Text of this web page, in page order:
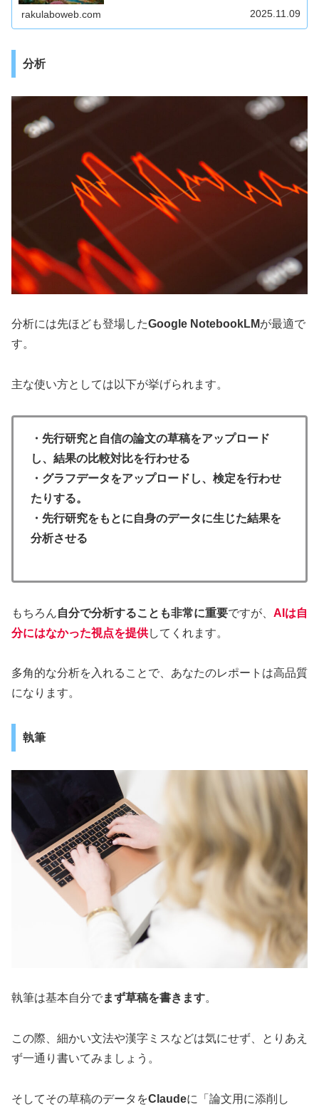
ます。ですが実は、検索エンジンとして非常に優秀なAIが
存在するということをご存じですか？それが、
rakulaboweb.com 2025.11.09
分析
分析には先ほども登場したGoogle NotebookLMが最適で
す。
主な使い方としては以下が挙げられます。
・先行研究と自信の論文の草稿をアップロード
し、結果の比較対比を行わせる
・グラフデータをアップロードし、検定を行わせ
たりする。
・先行研究をもとに自身のデータに生じた結果を
分析させる
もちろん自分で分析することも非常に重要ですが、 AIは自
分にはなかった視点を提供してくれます。
多角的な分析を入れることで、あなたのレポートは高品質
になります。
執筆
執筆は基本自分でまず草稿を書きます。
この際、細かい文法や漢字ミスなどは気にせず、とりあえ
ず一通り書いてみましょう。
そしてその草稿のデータをClaudeに「論文用に添削し